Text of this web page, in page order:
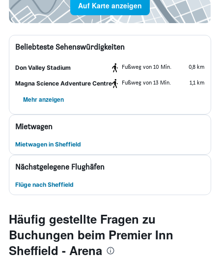
Auf Karte anzeigen
Beliebteste Sehenswürdigkeiten
Don Valley Stadium Fußweg von 10 Min. 0,8 km
Magna Science Adventure Centre Fußweg von 13 Min. 1,1 km
Mehr anzeigen
Mietwagen
Mietwagen in Sheffield
Nächstgelegene Flughäfen
Flüge nach Sheffield
Häufig gestellte Fragen zu
Buchungen beim Premier Inn
Sheffield - Arena